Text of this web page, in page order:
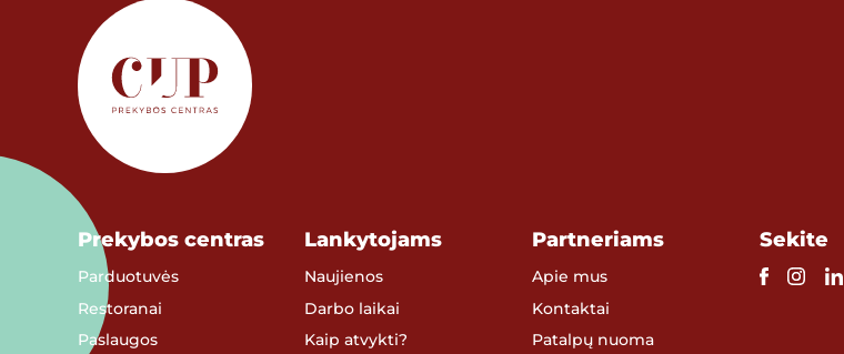
Prekybos centras
Parduotuvės
Restoranai
Paslaugos
Lankytojams
Naujienos
Darbo laikai
Kaip atvykti?
Partneriams
Apie mus
Kontaktai
Patalpų nuoma
Sekite